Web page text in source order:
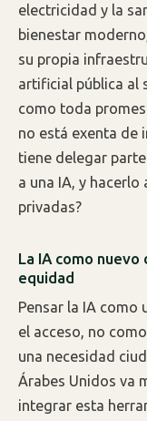
electricidad y la
bienestar
su propia
artificial pública al
como toda
no está exenta de
tiene delegar
a una IA, y
privadas?
La IA como
equidad
Pensar la IA como
el acceso, no
una necesidad
Árabes Unidos va
integrar esta